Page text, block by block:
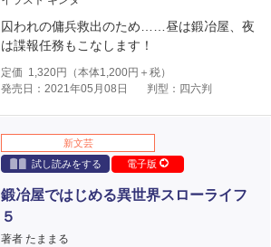
囚われの傭兵救出のため……昼は鍛冶屋、夜
は諜報任務もこなします！
定価 1,320円（本体1,200円＋税）
発売日：2021年05月08日
判型：四六判
新文芸
試し読みをする
電子版
鍛冶屋ではじめる異世界スローライフ
５
著者 たままる